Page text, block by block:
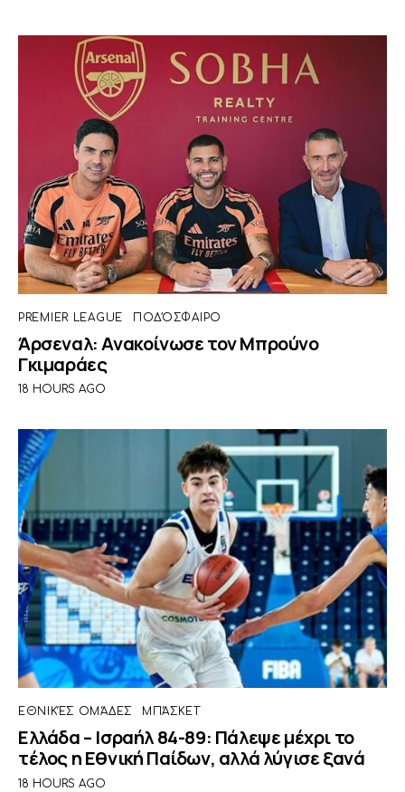
PREMIER LEAGUE ΠΟΔΌΣΦΑΙΡΟ
Άρσεναλ: Ανακοίνωσε τον Μπρούνο
Γκιμαράες
18 HOURS AGO
ΕΘΝΙΚΈΣ ΟΜΆΔΕΣ ΜΠΆΣΚΕΤ
Ελλάδα – Ισραήλ 84-89: Πάλεψε μέχρι το
τέλος η Εθνική Παίδων, αλλά λύγισε ξανά
18 HOURS AGO